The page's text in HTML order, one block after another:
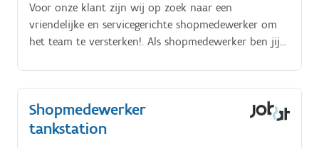
Voor onze klant zijn wij op zoek naar een
vriendelijke en servicegerichte shopmedewerker om
het team te versterken!. Als shopmedewerker ben jij
Shopmedewerker
tankstation